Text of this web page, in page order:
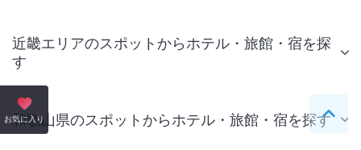
お気に入り ペー
近畿エリアのスポットからホテル・旅館・宿を探
す
和歌山県のスポットからホテル・旅館・宿を探す